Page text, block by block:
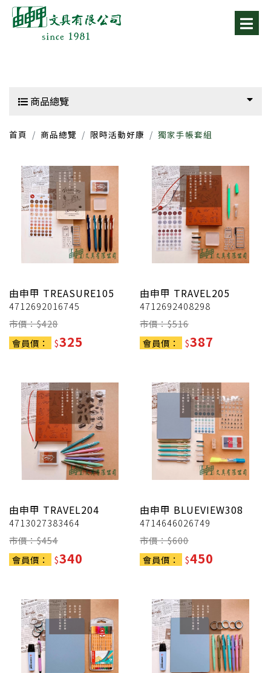
商品總覽
首頁 商品總覽 限時活動好康 獨家手帳套組
由申甲 TREASURE105
4712692016745
市價：$428
會員價：
$325
由申甲 TRAVEL205
4712692408298
市價：$516
會員價：
$387
由申甲 TRAVEL204
4713027383464
市價：$454
會員價：
$340
由申甲 BLUEVIEW308
4714646026749
市價：$600
會員價：
$450